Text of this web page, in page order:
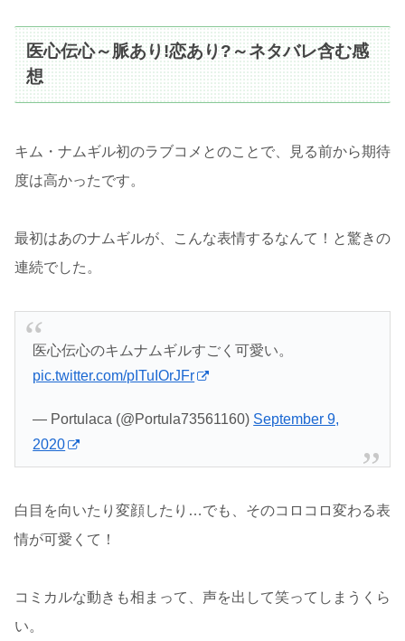
医心伝心～脈あり!恋あり?～ネタバレ含む感
想
キム・ナムギル初のラブコメとのことで、見る前から期待
度は高かったです。
最初はあのナムギルが、こんな表情するなんて！と驚きの
連続でした。
医心伝心のキムナムギルすごく可愛い。
pic.twitter.com/pITuIOrJFr
— Portulaca (@Portula73561160) September 9,
2020
白目を向いたり変顔したり…でも、そのコロコロ変わる表
情が可愛くて！
コミカルな動きも相まって、声を出して笑ってしまうくら
い。